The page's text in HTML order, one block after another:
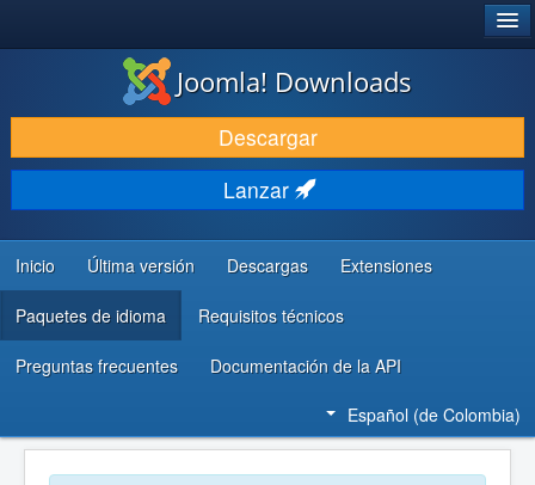
DESCARGAR
DESCUBRE Y APRENDE
COMUNIDAD Y AYUDA
RECURSOS PARA DESARROLLADORES
Joomla! Downloads
Descargar
Lanzar
Inicio Última versión Descargas Extensiones
Paquetes de idioma Requisitos técnicos
Preguntas frecuentes Documentación de la API
Español (de Colombia)